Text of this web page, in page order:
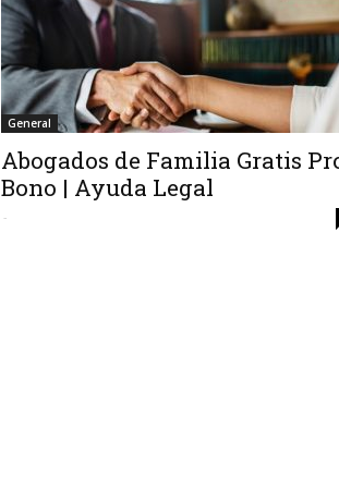
General
Abogados de Familia Gratis
Bono | Ayuda Legal
-